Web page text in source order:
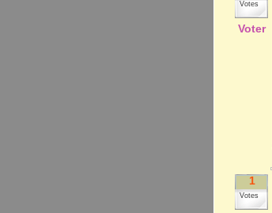
Votes
Voter
1
Votes